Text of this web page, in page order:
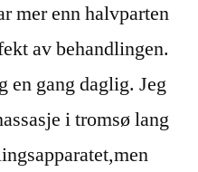
mer enn halvparten
av behandlingen.
en gang daglig. Jeg
i tromsø lang